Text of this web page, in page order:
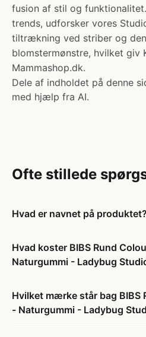
fusion af stil og
trends, udforsker vores
tiltrækning ved striber og
blomstermønstre, hvilket giv
Mammashop.dk.
Dele af indholdet på denne
med hjælp fra AI.
Ofte stillede
Hvad er navnet på produktet?
Hvad koster BIBS Rund
Naturgummi - Ladybug
Hvilket mærke står bag BIBS
- Naturgummi - Ladybug